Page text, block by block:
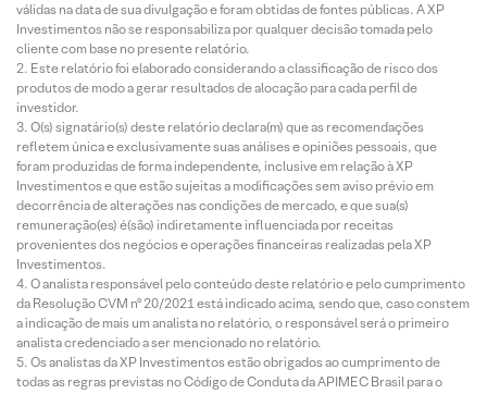
válidas na data de sua divulgação e foram obtidas de fontes públicas. A XP
Investimentos não se responsabiliza por qualquer decisão tomada pelo
cliente com base no presente relatório.
Este relatório foi elaborado considerando a classificação de risco dos
produtos de modo a gerar resultados de alocação para cada perfil de
investidor.
O(s) signatário(s) deste relatório declara(m) que as recomendações
refletem única e exclusivamente suas análises e opiniões pessoais, que
foram produzidas de forma independente, inclusive em relação à XP
Investimentos e que estão sujeitas a modificações sem aviso prévio em
decorrência de alterações nas condições de mercado, e que sua(s)
remuneração(es) é(são) indiretamente influenciada por receitas
provenientes dos negócios e operações financeiras realizadas pela XP
Investimentos.
O analista responsável pelo conteúdo deste relatório e pelo cumprimento
da Resolução CVM nº 20/2021 está indicado acima, sendo que, caso constem
a indicação de mais um analista no relatório, o responsável será o primeiro
analista credenciado a ser mencionado no relatório.
Os analistas da XP Investimentos estão obrigados ao cumprimento de
todas as regras previstas no Código de Conduta da APIMEC Brasil para o